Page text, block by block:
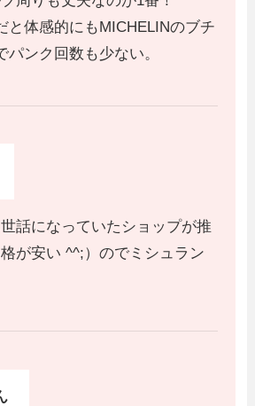
と体感的にもMICHELINのブチ
パンク回数も少ない。
話になっていたショップが推
が安い ^^;）のでミシュラン